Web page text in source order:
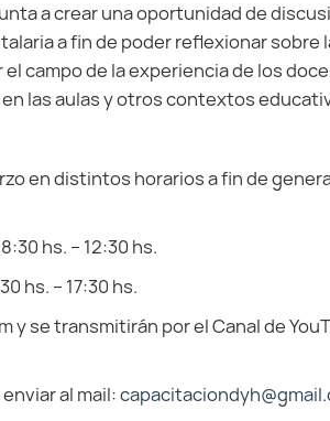
a crear una oportunidad de
a fin de poder reflexionar
campo de la experiencia de los
las aulas y otros contextos
en distintos horarios a fin de
hs. – 12:30 hs.
hs. – 17:30 hs.
y se transmitirán por el Canal de
al mail: